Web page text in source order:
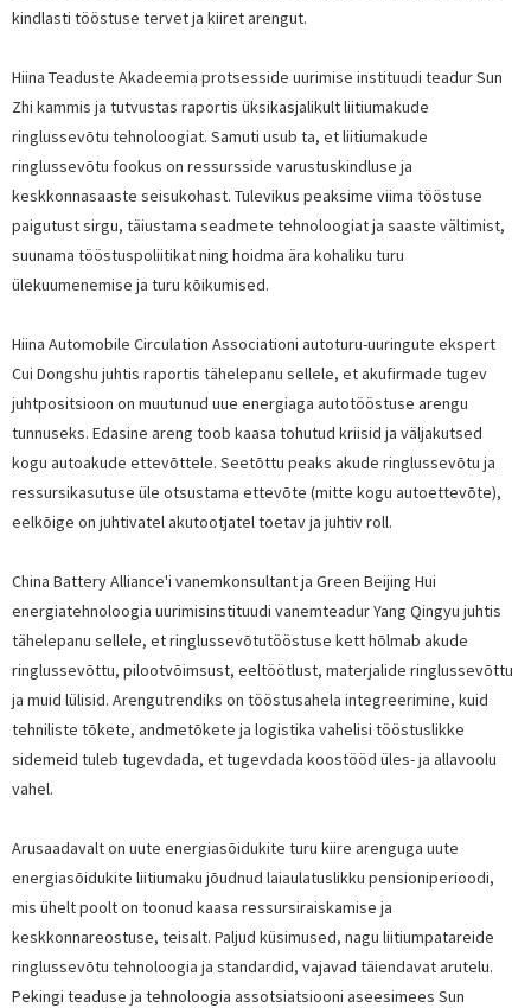
kindlasti tööstuse tervet ja kiiret arengut.
Hiina Teaduste Akadeemia protsesside uurimise instituudi teadur Sun
Zhi kammis ja tutvustas raportis üksikasjalikult liitiumakude
ringlussevõtu tehnoloogiat. Samuti usub ta, et liitiumakude
ringlussevõtu fookus on ressursside varustuskindluse ja
keskkonnasaaste seisukohast. Tulevikus peaksime viima tööstuse
paigutust sirgu, täiustama seadmete tehnoloogiat ja saaste vältimist,
suunama tööstuspoliitikat ning hoidma ära kohaliku turu
ülekuumenemise ja turu kõikumised.
Hiina Automobile Circulation Associationi autoturu-uuringute ekspert
Cui Dongshu juhtis raportis tähelepanu sellele, et akufirmade tugev
juhtpositsioon on muutunud uue energiaga autotööstuse arengu
tunnuseks. Edasine areng toob kaasa tohutud kriisid ja väljakutsed
kogu autoakude ettevõttele. Seetõttu peaks akude ringlussevõtu ja
ressursikasutuse üle otsustama ettevõte (mitte kogu autoettevõte),
eelkõige on juhtivatel akutootjatel toetav ja juhtiv roll.
China Battery Alliance'i vanemkonsultant ja Green Beijing Hui
energiatehnoloogia uurimisinstituudi vanemteadur Yang Qingyu juhtis
tähelepanu sellele, et ringlussevõtutööstuse kett hõlmab akude
ringlussevõttu, pilootvõimsust, eeltöötlust, materjalide ringlussevõttu
ja muid lülisid. Arengutrendiks on tööstusahela integreerimine, kuid
tehniliste tõkete, andmetõkete ja logistika vahelisi tööstuslikke
sidemeid tuleb tugevdada, et tugevdada koostööd üles- ja allavoolu
vahel.
Arusaadavalt on uute energiasõidukite turu kiire arenguga uute
energiasõidukite liitiumaku jõudnud laiaulatuslikku pensioniperioodi,
mis ühelt poolt on toonud kaasa ressursiraiskamise ja
keskkonnareostuse, teisalt. Paljud küsimused, nagu liitiumpatareide
ringlussevõtu tehnoloogia ja standardid, vajavad täiendavat arutelu.
Pekingi teaduse ja tehnoloogia assotsiatsiooni aseesimees Sun